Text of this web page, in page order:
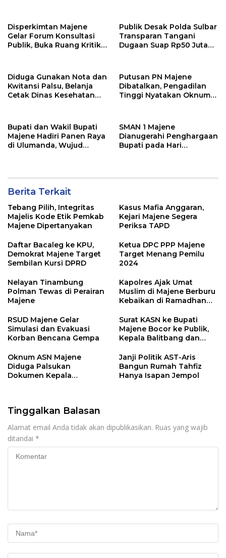
Tersangkanya?
Disperkimtan Majene
Gelar Forum Konsultasi
Publik, Buka Ruang Kritik
Publik Desak Polda Sulbar
Transparan Tangani
Dugaan Suap Rp50 Juta
Diduga Gunakan Nota dan
Kwitansi Palsu, Belanja
Cetak Dinas Kesehatan
Putusan PN Majene
Dibatalkan, Pengadilan
Tinggi Nyatakan Oknum
Penjara
Bupati dan Wakil Bupati
Majene Hadiri Panen Raya
di Ulumanda, Wujud
SMAN 1 Majene
Dianugerahi Penghargaan
Bupati pada Hari
Berita Terkait
Tebang Pilih, Integritas
Majelis Kode Etik Pemkab
Majene Dipertanyakan
Kasus Mafia Anggaran,
Kejari Majene Segera
Periksa TAPD
Daftar Bacaleg ke KPU,
Demokrat Majene Target
Sembilan Kursi DPRD
Ketua DPC PPP Majene
Target Menang Pemilu
2024
Nelayan Tinambung
Polman Tewas di Perairan
Majene
Kapolres Ajak Umat
Muslim di Majene Berburu
Kebaikan di Ramadhan
RSUD Majene Gelar
Simulasi dan Evakuasi
Korban Bencana Gempa
Surat KASN ke Bupati
Majene Bocor ke Publik,
Kepala Balitbang dan
Diberhentikan Sejak
Februari
Oknum ASN Majene
Diduga Palsukan
Dokumen Kepala
Janji Politik AST-Aris
Bangun Rumah Tahfiz
Hanya Isapan Jempol
Tinggalkan Balasan
Alamat email Anda tidak akan dipublikasikan. Ruas yang wajib
ditandai *